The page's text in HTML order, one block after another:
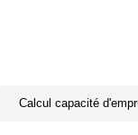
Calcul capacité